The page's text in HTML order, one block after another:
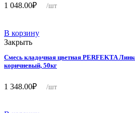
1 048.00₽ /шт
В корзину
Закрыть
Смесь кладочная цветная PERFEKTA
коричневый, 50кг
1 348.00₽ /шт